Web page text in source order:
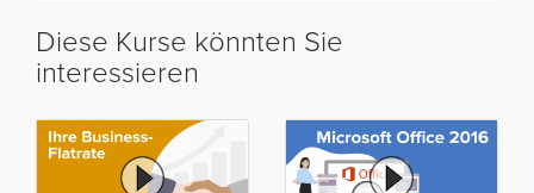
Diese Kurse könnten Sie
interessieren